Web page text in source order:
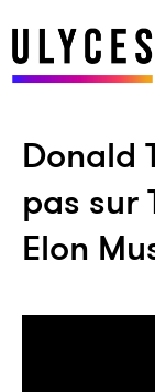
Donald
pas sur
Elon